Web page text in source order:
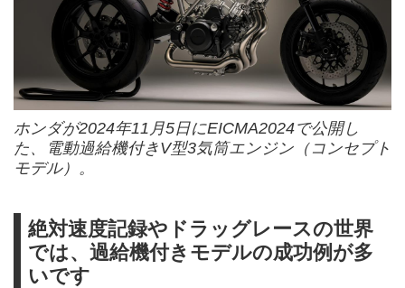
ホンダが2024年11月5日にEICMA2024で公開し
た、電動過給機付きV型3気筒エンジン（コンセプト
モデル）。
絶対速度記録やドラッグレースの世界
では、過給機付きモデルの成功例が多
いです